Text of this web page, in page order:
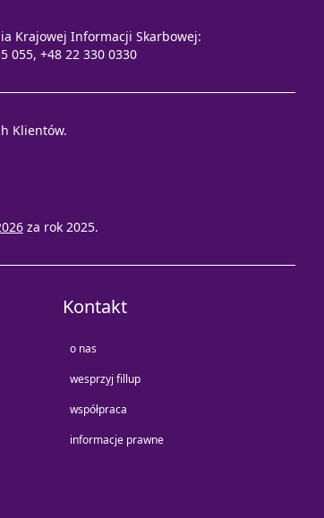
Krajowej Informacji Skarbowej:
055, +48 22 330 0330
Klientów.
za rok 2025.
Kontakt
o nas
wesprzyj fillup
współpraca
informacje prawne